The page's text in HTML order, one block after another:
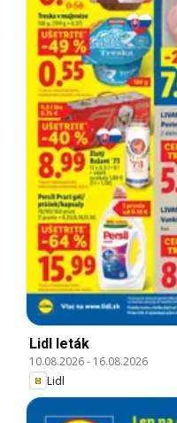
Lidl leták
10.08.2026- 16.08.2026
Lidl